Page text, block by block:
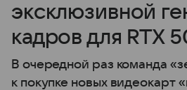
эксклюзивной
кадров для RTX
В очередной раз команда
к покупке новых видеокарт